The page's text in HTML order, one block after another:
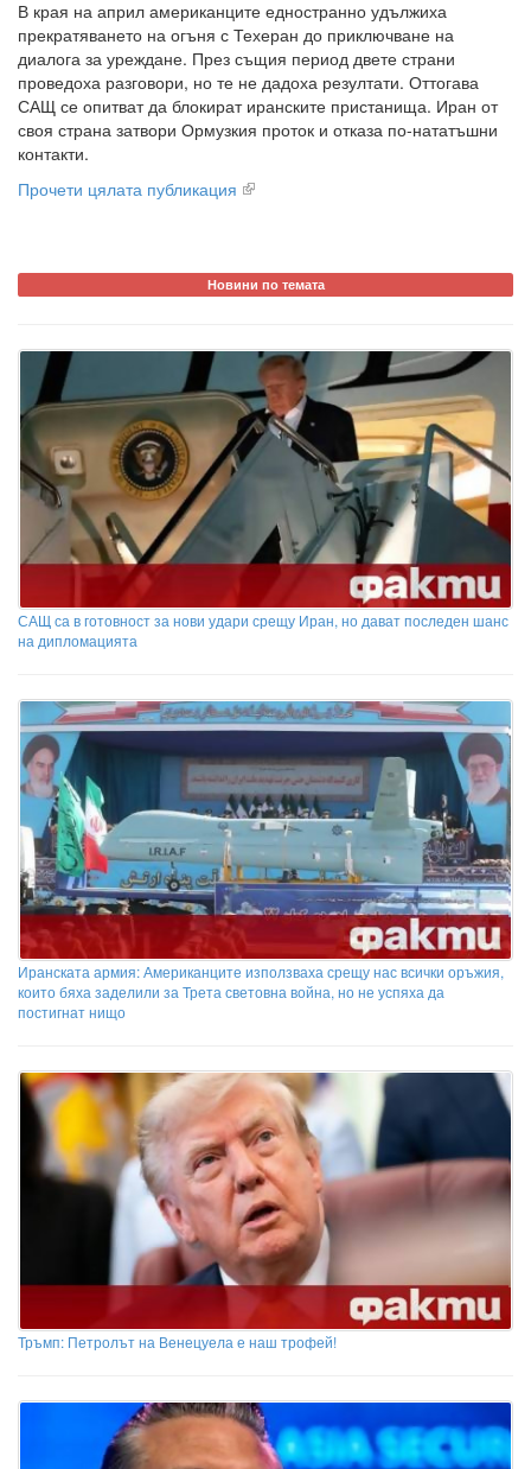
В края на април американците едностранно удължиха
прекратяването на огъня с Техеран до приключване на
диалога за уреждане. През същия период двете страни
проведоха разговори, но те не дадоха резултати. Оттогава
САЩ се опитват да блокират иранските пристанища. Иран от
своя страна затвори Ормузкия проток и отказа по-нататъшни
контакти.
Прочети цялата публикация
Новини по темата
САЩ са в готовност за нови удари срещу Иран, но дават последен шанс
на дипломацията
Иранската армия: Американците използваха срещу нас всички оръжия,
които бяха заделили за Трета световна война, но не успяха да
постигнат нищо
Тръмп: Петролът на Венецуела е наш трофей!